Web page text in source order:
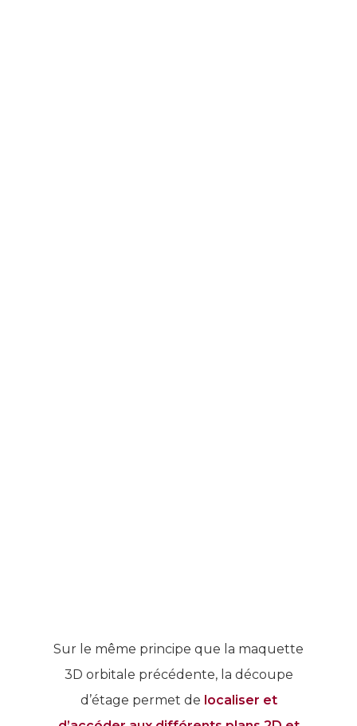
Sur le même principe que la maquette
3D orbitale précédente, la découpe
d’étage permet de localiser et